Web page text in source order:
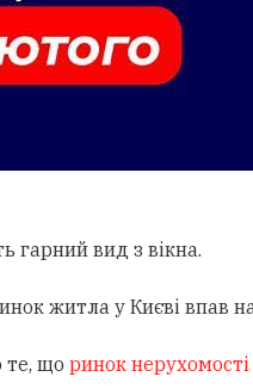
гарний вид з вікна.
житла у Києві впав
те, що ринок нерухомості